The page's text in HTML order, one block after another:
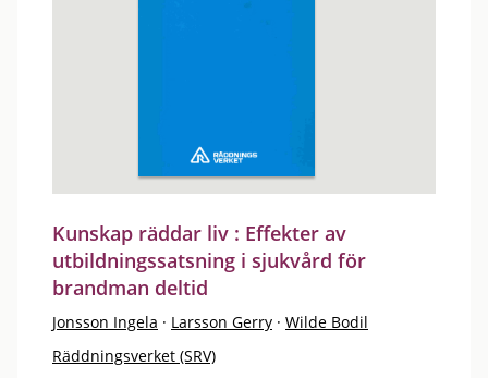
Kunskap räddar liv : Effekter av
utbildningssatsning i sjukvård för
brandman deltid
Jonsson Ingela · Larsson Gerry · Wilde Bodil
Räddningsverket (SRV)